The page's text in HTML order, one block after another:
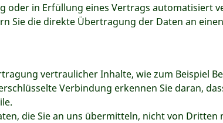
oder in Erfüllung eines Vertrags automatisiert
Sie die direkte Übertragung der Daten an
vertraulicher Inhalte, wie zum Beispiel
Verbindung erkennen Sie daran,
die Sie an uns übermitteln, nicht von